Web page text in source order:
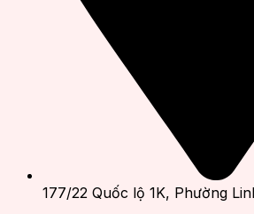
177/22 Quốc lộ 1K, Phường